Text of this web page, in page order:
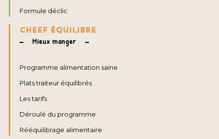
Formule déclic
CHEEF ÉQUILIBRE
Mieux manger
Programme alimentation saine
Plats traiteur équilibrés
Les tarifs
Déroulé du programme
Rééquilibrage alimentaire